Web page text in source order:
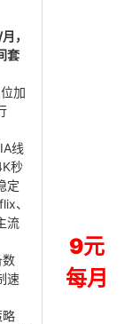
，
套
加
线
秒
定
、
流
数
速
略
9元
每月